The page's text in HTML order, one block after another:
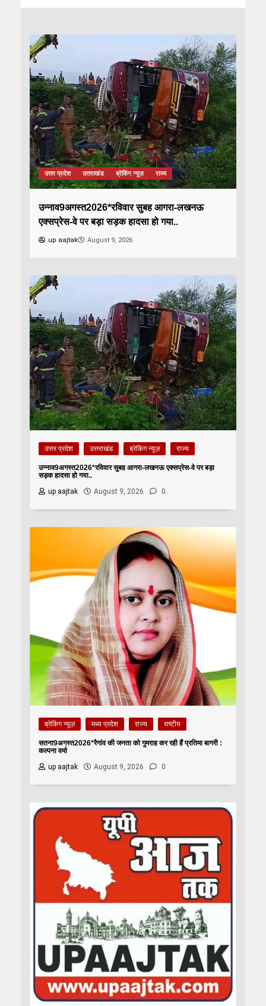
उत्तर प्रदेश उत्तराखंड ब्रेकिंग न्यूज़ राज्य
उन्नाव9अगस्त2026*रविवार सुबह आगरा-लखनऊ
एक्सप्रेस-वे पर बड़ा सड़क हादसा हो गया..
up aajtak August 9, 2026
उत्तर प्रदेश उत्तराखंड ब्रेकिंग न्यूज़ राज्य
उन्नाव9अगस्त2026*रविवार सुबह आगरा-लखनऊ एक्सप्रेस-वे पर बड़ा
सड़क हादसा हो गया..
up aajtak
August 9, 2026 0
ब्रेकिंग न्यूज़ मध्य प्रदेश राज्य राष्टीय
सतना9अगस्त2026*रैगांव की जनता को गुमराह कर रही हैं प्रतिमा बागरी :
कल्पना वर्मा
up aajtak
August 9, 2026 0